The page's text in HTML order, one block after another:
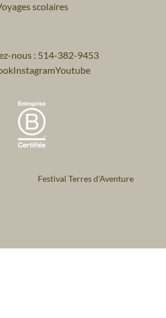
scolaires
nous : 514-382-9453
InstagramYoutube
Festival Terres d'Aventure